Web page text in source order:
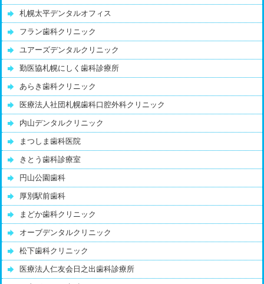
札幌太平デンタルオフィス
フラン歯科クリニック
ユアーズデンタルクリニック
勤医協札幌にしく歯科診療所
あらき歯科クリニック
医療法人社団札幌歯科口腔外科クリニック
内山デンタルクリニック
まつしま歯科医院
きとう歯科診療室
円山公園歯科
厚別駅前歯科
まどか歯科クリニック
オーブデンタルクリニック
松下歯科クリニック
医療法人仁友会日之出歯科診療所